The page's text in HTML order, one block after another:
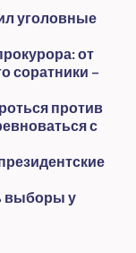
уголовные
от
соратники –
против
с
выборы у